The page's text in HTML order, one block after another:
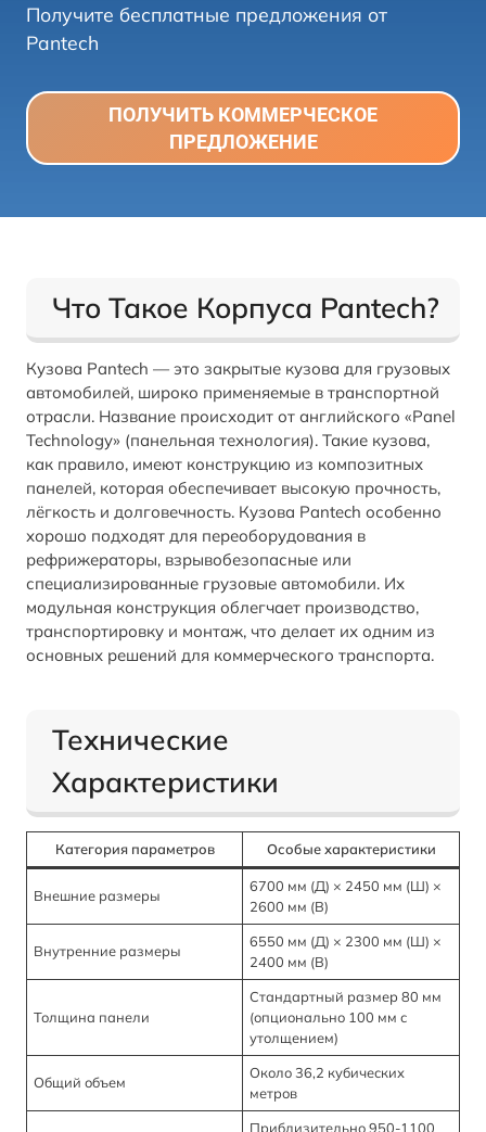
Получите бесплатные предложения от
Pantech
ПОЛУЧИТЬ КОММЕРЧЕСКОЕ
ПРЕДЛОЖЕНИЕ
Что Такое Корпуса Pantech?
Кузова Pantech — это закрытые кузова для грузовых
автомобилей, широко применяемые в транспортной
отрасли. Название происходит от английского «Panel
Technology» (панельная технология). Такие кузова,
как правило, имеют конструкцию из композитных
панелей, которая обеспечивает высокую прочность,
лёгкость и долговечность. Кузова Pantech особенно
хорошо подходят для переоборудования в
рефрижераторы, взрывобезопасные или
специализированные грузовые автомобили. Их
модульная конструкция облегчает производство,
транспортировку и монтаж, что делает их одним из
основных решений для коммерческого транспорта.
Технические
Характеристики
Категория параметров Особые характеристики
Внешние размеры
6700 мм (Д) × 2450 мм (Ш) ×
2600 мм (В)
Внутренние размеры
6550 мм (Д) × 2300 мм (Ш) ×
2400 мм (В)
Толщина панели
Стандартный размер 80 мм
(опционально 100 мм с
утолщением)
Общий объем
Около 36,2 кубических
метров
Приблизительно 950-1100